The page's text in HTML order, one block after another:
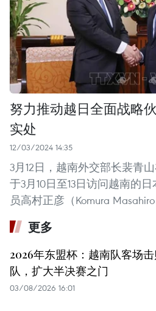
努力推动越日全面战略
实处
12/03/2024 14:35
3月12日，越南外交部长裴青
于3月10日至13日访问越南的
员高村正彦（Komura Masahiro
更多
2026年东盟杯：越南队客场
队，扩大半决赛之门
03/08/2026 16:01